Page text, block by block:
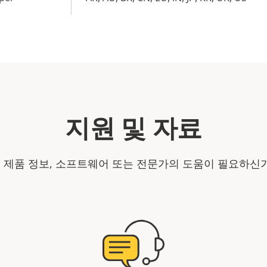
지원 및 자료
제품 정보, 소프트웨어 또는 전문가의 도움이 필요하신